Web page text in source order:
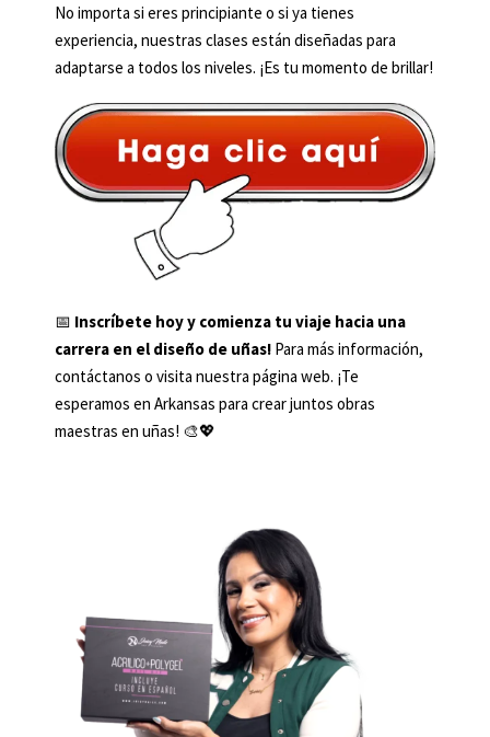
No importa si eres principiante o si ya tienes
experiencia, nuestras clases están diseñadas para
adaptarse a todos los niveles. ¡Es tu momento de brillar!
📅 Inscríbete hoy y comienza tu viaje hacia una
carrera en el diseño de uñas! Para más información,
contáctanos o visita nuestra página web. ¡Te
esperamos en Arkansas para crear juntos obras
maestras en uñas! 🎨💖